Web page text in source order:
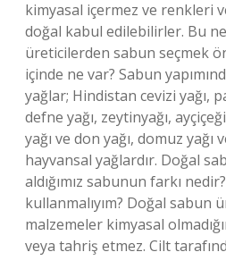
kimyasal içermez ve renkleri
doğal kabul edilebilirler. Bu
üreticilerden sabun seçmek
içinde ne var? Sabun
yağlar; Hindistan cevizi yağı,
defne yağı, zeytinyağı, ayçiçeği
yağı ve don yağı, domuz yağı
hayvansal yağlardır. Doğal
aldığımız sabunun farkı
kullanmalıyım? Doğal sabun
malzemeler kimyasal
veya tahriş etmez. Cilt